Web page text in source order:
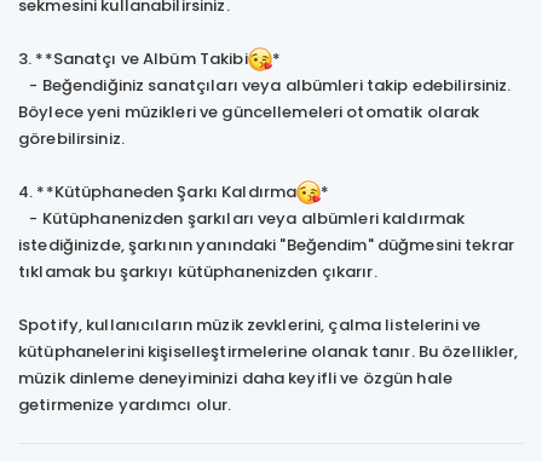
sekmesini kullanabilirsiniz.
3. **Sanatçı ve Albüm Takibi
*
- Beğendiğiniz sanatçıları veya albümleri takip edebilirsiniz.
Böylece yeni müzikleri ve güncellemeleri otomatik olarak
görebilirsiniz.
4. **Kütüphaneden Şarkı Kaldırma
*
- Kütüphanenizden şarkıları veya albümleri kaldırmak
istediğinizde, şarkının yanındaki "Beğendim" düğmesini tekrar
tıklamak bu şarkıyı kütüphanenizden çıkarır.
Spotify, kullanıcıların müzik zevklerini, çalma listelerini ve
kütüphanelerini kişiselleştirmelerine olanak tanır. Bu özellikler,
müzik dinleme deneyiminizi daha keyifli ve özgün hale
getirmenize yardımcı olur.